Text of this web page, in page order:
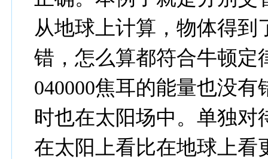
从地球上计算，物体得到
错，怎么算都符合牛顿定
040000焦耳的能量也没
时也在太阳场中。单独对
在太阳上看比在地球上看